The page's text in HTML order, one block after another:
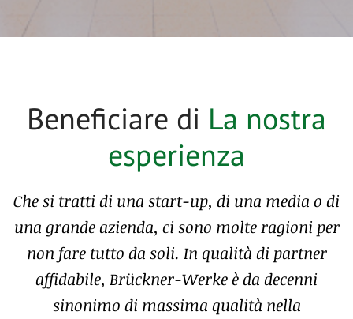
Beneficiare di La nostra
esperienza
Che si tratti di una start-up, di una media o di
una grande azienda, ci sono molte ragioni per
non fare tutto da soli. In qualità di partner
affidabile, Brückner-Werke è da decenni
sinonimo di massima qualità nella